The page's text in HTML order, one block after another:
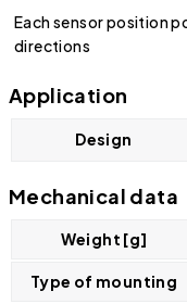
Each sensor position
directions
Application
Design
Mechanical data
Weight [g]
Type of mounting